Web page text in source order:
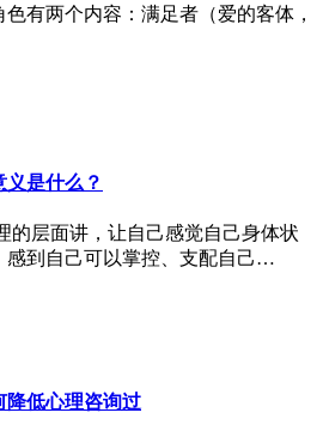
有两个内容：满足者（爱的客体，
是什么？
的层面讲，让自己感觉自己身体状
感到自己可以掌控、支配自己…
降低心理咨询过